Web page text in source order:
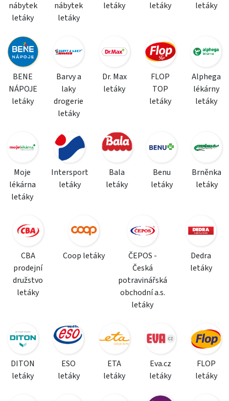
nábytek
letáky
nábytek
letáky
letáky letáky letáky
BENE
NÁPOJE
letáky
Barvy a
laky
drogerie
letáky
Dr. Max
letáky
FLOP
TOP
letáky
Alphega
lékárny
letáky
Moje
lékárna
letáky
Intersport
letáky
Bala
letáky
Benu
letáky
Brněnka
letáky
CBA
prodejní
družstvo
letáky
Coop letáky
ČEPOS -
Česká
potravinářská
obchodní a.s.
letáky
Dedra
letáky
DITON
letáky
ESO
letáky
ETA
letáky
Eva.cz
letáky
FLOP
letáky